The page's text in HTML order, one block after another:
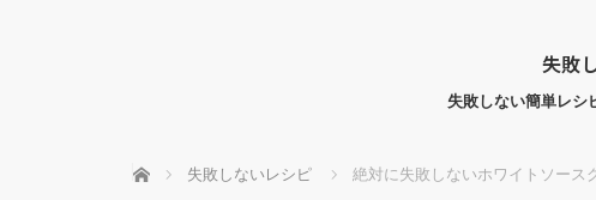
失敗
失敗しない簡単レシ
ホーム 失敗しないレシピ 絶対に失敗しないホワイトソース